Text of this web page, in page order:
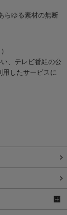
らゆる素材の無断
、テレビ番組の公
用したサービスに